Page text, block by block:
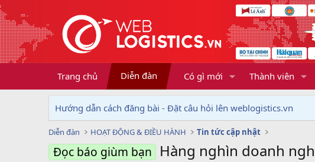
Trang chủ Diễn đàn Có gì mới Thành viên
Hướng dẫn cách đăng bài - Đặt câu hỏi lên weblogistics.vn
Diễn đàn HOẠT ĐỘNG & ĐIỀU HÀNH Tin tức cập nhật
Đọc báo giùm bạn Hàng nghìn doanh